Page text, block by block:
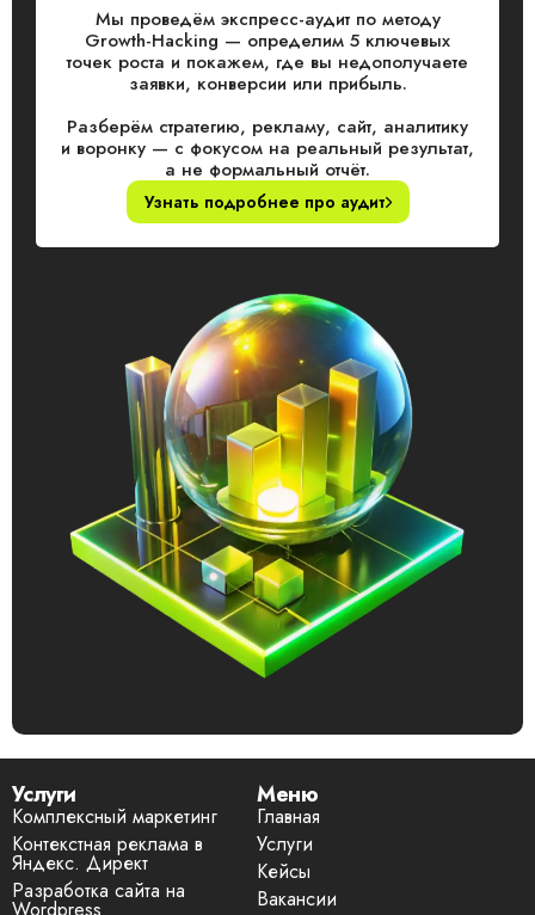
Мы проведём экспресс-аудит по методу
Growth-Hacking — определим 5 ключевых
точек роста и покажем, где вы недополучаете
заявки, конверсии или прибыль.
Разберём стратегию, рекламу, сайт, аналитику
и воронку — с фокусом на реальный результат,
а не формальный отчёт.
Узнать подробнее про аудит
Услуги
Комплексный маркетинг
Контекстная реклама в
Яндекс. Директ
Разработка сайта на
Меню
Главная
Услуги
Кейсы
Вакансии